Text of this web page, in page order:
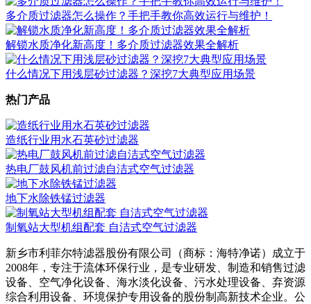
多介质过滤器怎么操作？手把手教你高效运行与维护！
​解锁水质净化新高度！多介质过滤器效果全解析
什么情况下用浅层砂过滤器？深挖7大典型应用场景
热门产品
造纸行业用水石英砂过滤器
热电厂鼓风机前过滤自洁式空气过滤器
地下水除铁锰过滤器
制氧站大型机组配套 自洁式空气过滤器
新乡市利菲尔特滤器股份有限公司（商标：海特净诺）成立于
2008年，专注于流体环保行业，是专业研发、制造和销售过滤
设备、空气净化设备、海水淡化设备、污水处理设备、弃资源
综合利用设备、环境保护专用设备的股份制高新技术企业。公